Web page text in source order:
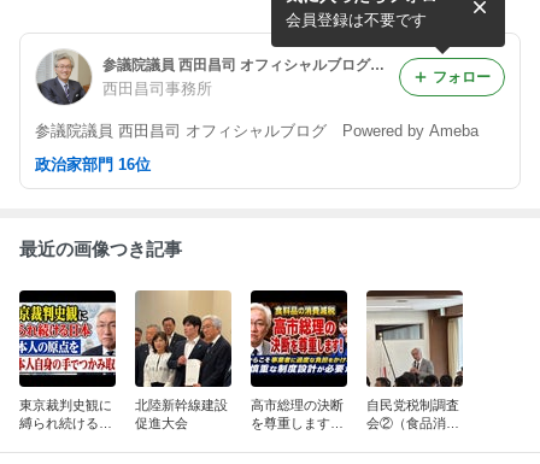
リング）
参議院議員 西田昌司 オフィシャルブログ Powered by Ameba
西田昌司事務所
参議院議員 西田昌司 オフィシャルブログ Powered by Ameba
会員登録は不要です
フォロー
政治家部門 16位
最近の画像つき記事
東京裁判史観に
縛られ続ける日
北陸新幹線建設
促進大会
高市総理の決断
を尊重します！
自民党税制調査
会②（食品消費